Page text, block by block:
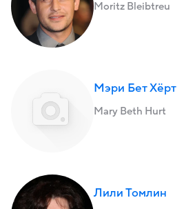
Moritz Bleibtreu
Мэри Бет Хёрт
Mary Beth Hurt
Лили Томлин